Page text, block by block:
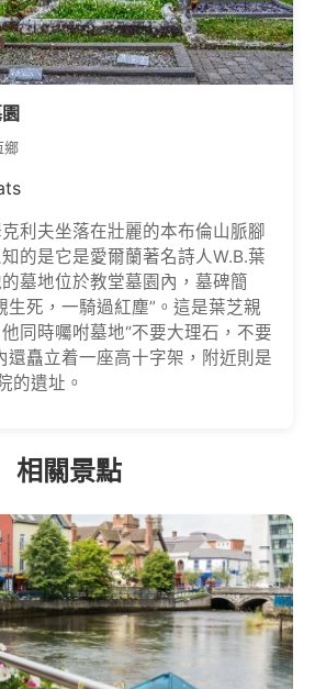
鄉
利夫坐落在壯麗的本布倫山脈腳
的是它是愛爾蘭著名詩人W.B.葉
墓地位於教堂墓園內，墓碑簡
生死，一騎過紅塵”。這是葉芝親
同時囑咐墓地“不要大理石，不要
還矗立着一座高十字架，附近則是
的遺址。
相關景點